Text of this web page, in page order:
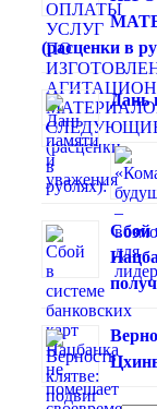
(расценки в
Дань
Сбой